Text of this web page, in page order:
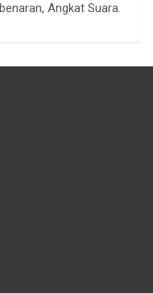
Angkat Suara.